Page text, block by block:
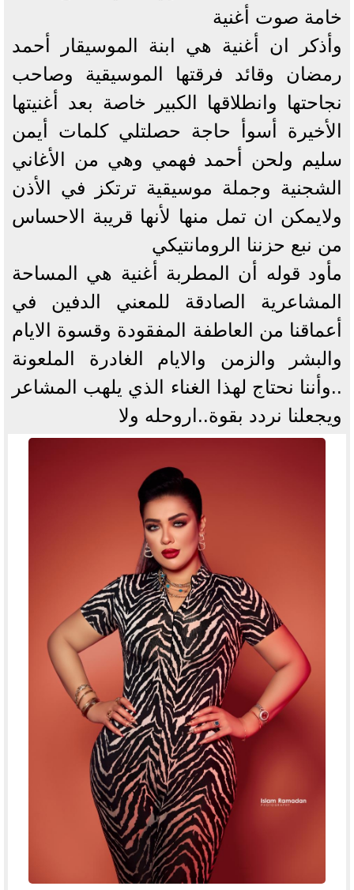
خامة صوت أغنية
وأذكر ان أغنية هي ابنة الموسيقار أحمد
رمضان وقائد فرقتها الموسيقية وصاحب
نجاحتها وانطلاقها الكبير خاصة بعد أغنيتها
الأخيرة أسوأ حاجة حصلتلي كلمات أيمن
سليم ولحن أحمد فهمي وهي من الأغاني
الشجنية وجملة موسيقية ترتكز في الأذن
ولايمكن ان تمل منها لأنها قريبة الاحساس
من نبع حزننا الرومانتيكي
مأود قوله أن المطربة أغنية هي المساحة
المشاعرية الصادقة للمعني الدفين في
أعماقنا من العاطفة المفقودة وقسوة الايام
والبشر والزمن والايام الغادرة الملعونة
..وأننا نحتاج لهذا الغناء الذي يلهب المشاعر
ويجعلنا نردد بقوة..اروحله ولا